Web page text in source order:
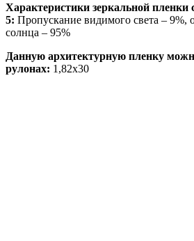
Характеристики зеркальной пленки
5: Пропускание видимого света – 9%,
солнца – 95%
Данную архитектурную пленку
рулонах: 1,82х30